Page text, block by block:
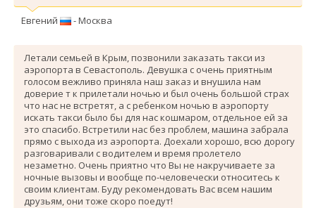
Евгений - Москва
Летали семьей в Крым, позвонили заказать такси из
аэропорта в Севастополь. Девушка с очень приятным
голосом вежливо приняла наш заказ и внушила нам
доверие т к прилетали ночью и был очень большой страх
что нас не встретят, а с ребенком ночью в аэропорту
искать такси было бы для нас кошмаром, отдельное ей за
это спасибо. Вcтретили нас без проблем, машина забрала
прямо с выхода из аэропорта. Доехали хорошо, всю дорогу
разговаривали с водителем и время пролетело
незаметно. Очень приятно что Вы не накручиваете за
ночные вызовы и вообще по-человечески относитесь к
своим клиентам. Буду рекомендовать Вас всем нашим
друзьям, они тоже скоро поедут!